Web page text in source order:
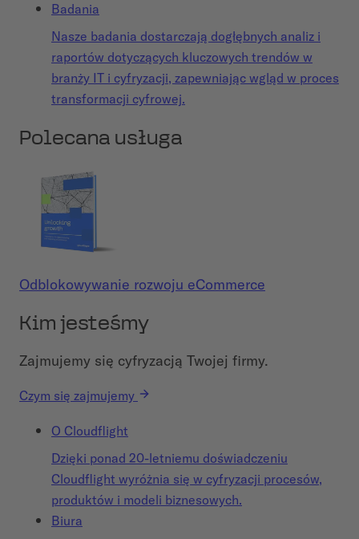
Badania
Nasze badania dostarczają dogłębnych analiz i
raportów dotyczących kluczowych trendów w
branży IT i cyfryzacji, zapewniając wgląd w proces
transformacji cyfrowej.
Polecana usługa
Odblokowywanie rozwoju eCommerce
Kim jesteśmy
Zajmujemy się cyfryzacją Twojej firmy.
Czym się zajmujemy
O Cloudflight
Dzięki ponad 20-letniemu doświadczeniu
Cloudflight wyróżnia się w cyfryzacji procesów,
produktów i modeli biznesowych.
Biura